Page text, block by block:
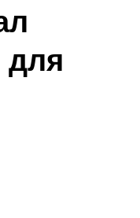
для